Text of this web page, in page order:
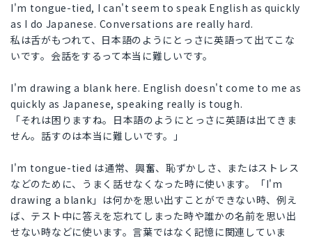
I'm tongue-tied, I can't seem to speak English as quickly
as I do Japanese. Conversations are really hard.
私は舌がもつれて、日本語のようにとっさに英語って出てこな
いです。会話をするって本当に難しいです。
I'm drawing a blank here. English doesn't come to me as
quickly as Japanese, speaking really is tough.
「それは困りますね。日本語のようにとっさに英語は出てきま
せん。話すのは本当に難しいです。」
I'm tongue-tied は通常、興奮、恥ずかしさ、またはストレス
などのために、うまく話せなくなった時に使います。「I'm
drawing a blank」は何かを思い出すことができない時、例え
ば、テスト中に答えを忘れてしまった時や誰かの名前を思い出
せない時などに使います。言葉ではなく記憶に関連していま